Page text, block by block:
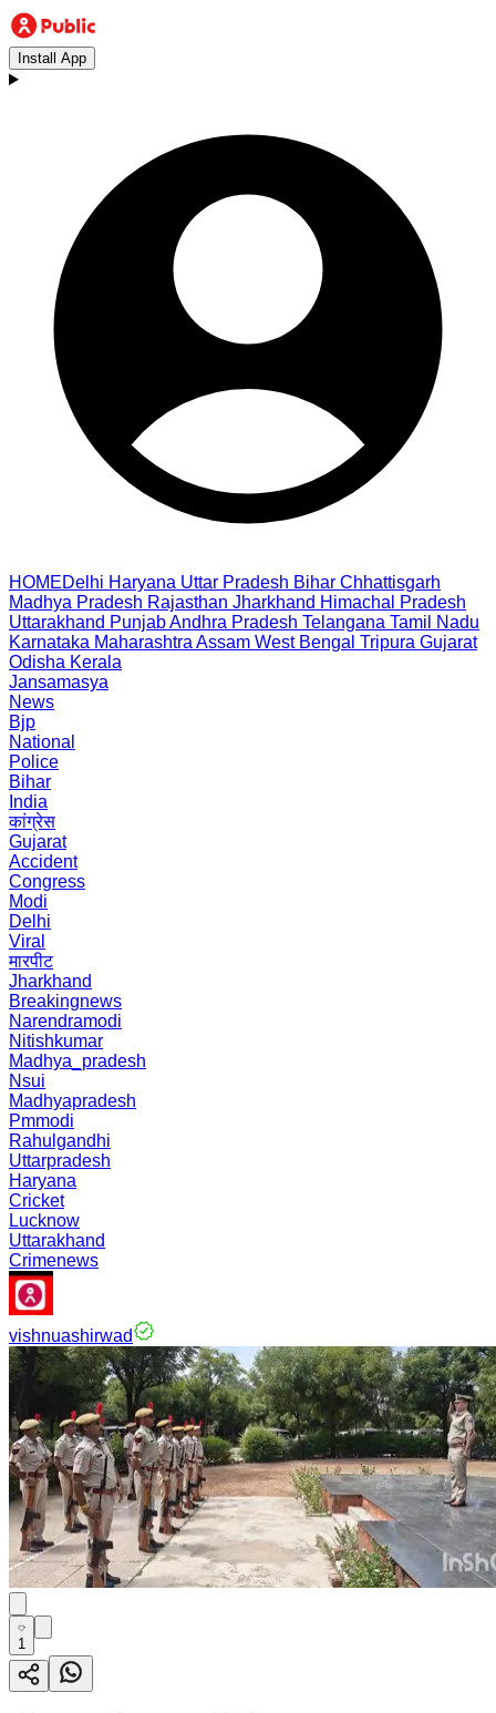
Install App
HOMEDelhi Haryana Uttar Pradesh Bihar Chhattisgarh
Madhya Pradesh Rajasthan Jharkhand Himachal Pradesh
Uttarakhand PunjabAndhra Pradesh Telangana Tamil Nadu
Karnataka Maharashtra Assam West Bengal Tripura Gujarat
Odisha Kerala
Jansamasya
News
Bjp
National
Police
Bihar
India
कांग्रेस
Gujarat
Accident
Congress
Modi
Delhi
Viral
मारपीट
Jharkhand
Breakingnews
Narendramodi
Nitishkumar
Madhya_pradesh
Nsui
Madhyapradesh
Pmmodi
Rahulgandhi
Uttarpradesh
Haryana
Cricket
Lucknow
Uttarakhand
Crimenews
vishnuashirwad
1